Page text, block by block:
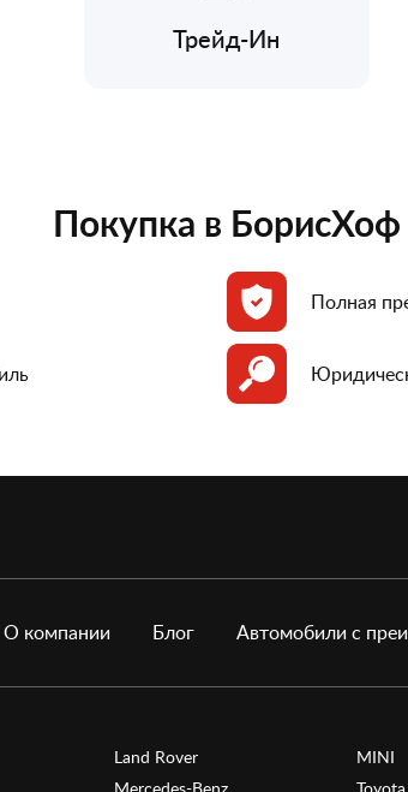
Трейд-Ин
Покупка в БорисХоф
Полная
О компании Блог Автомобили с
Land Rover
MINI